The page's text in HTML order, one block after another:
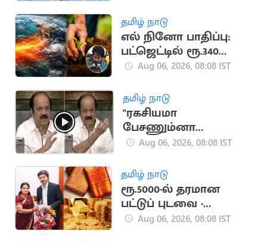
தமிழ் நாடு
எல் நினோ பாதிப்பு:
பட்ஜெட்டில் ரூ.340
கோடி ஒதுக்கீடு
Aug 06, 2026, 08:08 IST
தமிழ் நாடு
"ரகசியமா
பேசணும்னா
அமைதியா பேசுங்க"..
சபாநாயகர் அறிவுரை
Aug 06, 2026, 08:08 IST
தமிழ் நாடு
ரூ.5000-ல் தரமான
பட்டுப் புடவை -
அமைச்சர் அறிவிப்பு
Aug 06, 2026, 08:08 IST